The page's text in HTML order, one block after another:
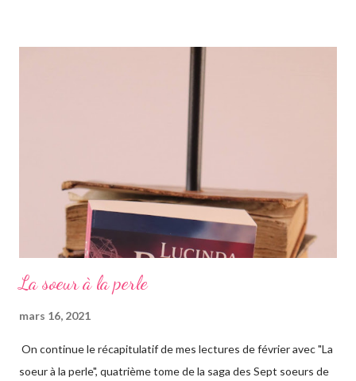
rapidement, un vieil homme de plus de quatre-vingts-ans a
adopté six filles, issues de ses voyages qu'il élève à Genève en
également par Marina, appelée Ma, leur gouvernante/nounou
La soeur à la perle
mars 16, 2021
On continue le récapitulatif de mes lectures de février avec "La
soeur à la perle", quatrième tome de la saga des Sept soeurs de